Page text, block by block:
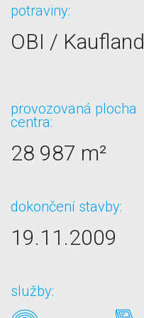
potraviny:
OBI / Kaufland
provozovaná plocha
centra:
28 987 m²
dokončení stavby:
19.11.2009
služby: